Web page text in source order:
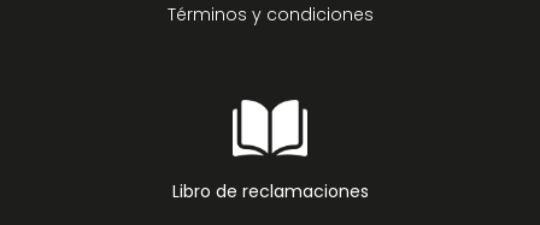
Términos y condiciones
Libro de reclamaciones